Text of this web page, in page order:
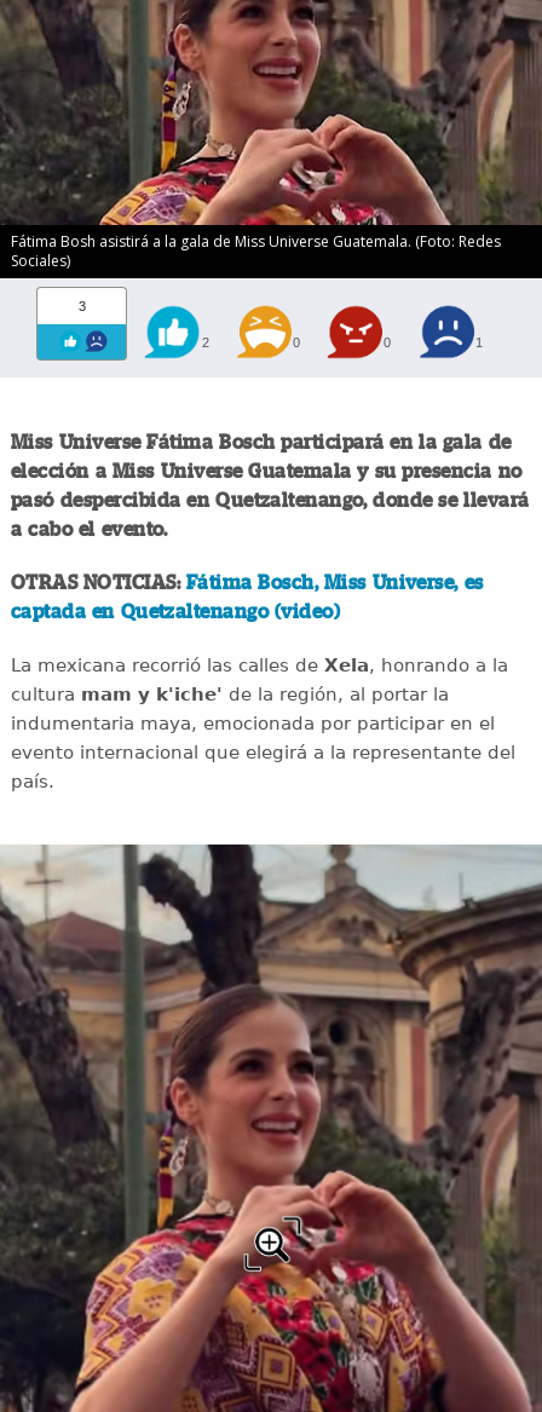
Fátima Bosh asistirá a la gala de Miss Universe Guatemala. (Foto: Redes
Sociales)
3
2 0 0 1
Miss Universe Fátima Bosch participará en la gala de
elección a Miss Universe Guatemala y su presencia no
pasó despercibida en Quetzaltenango, donde se llevará
a cabo el evento.
OTRAS NOTICIAS: Fátima Bosch, Miss Universe, es
captada en Quetzaltenango (video)
La mexicana recorrió las calles deXela, honrando a la
cultura mam y k'iche' de la región, al portar la
indumentaria maya, emocionada por participar en el
evento internacional que elegirá a la representante del
país.